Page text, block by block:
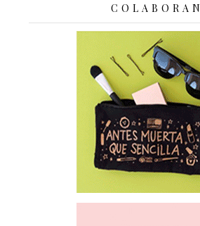
COLABORAN